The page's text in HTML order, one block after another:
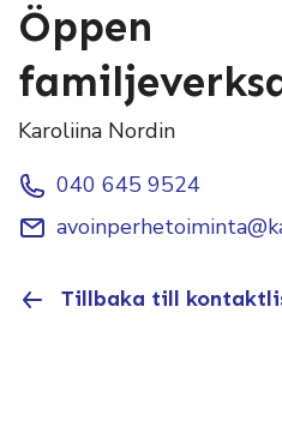
Öppen
Karoliina Nordin
040 645 9524
Tillbaka till